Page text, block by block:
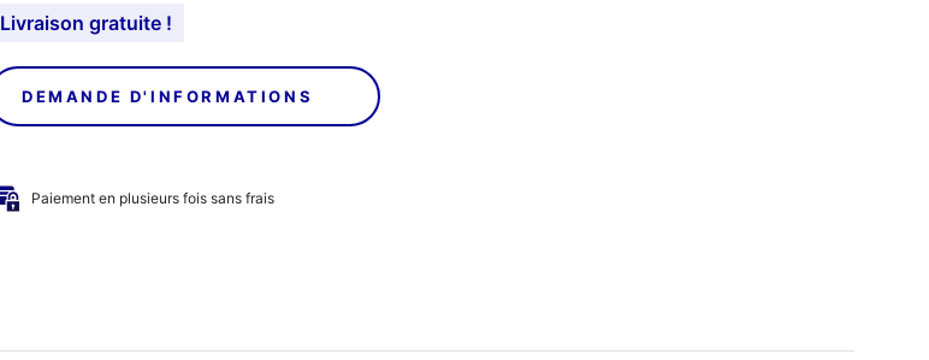
Livraison gratuite !
DEMANDE D'INFORMATIONS
Paiement en plusieurs fois sans frais